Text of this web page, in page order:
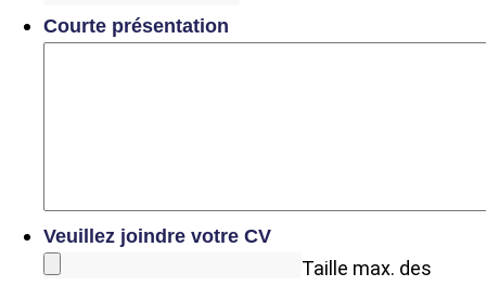
Courte présentation
Veuillez joindre votre CV
Taille max. des